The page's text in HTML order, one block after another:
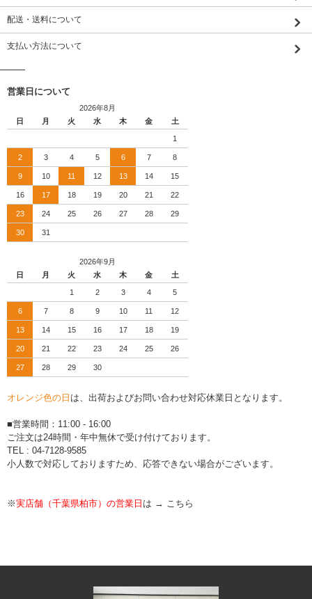
配送・送料について
支払い方法について
営業日について
2026年8月
日
月 火 水 木 金 土
1
2 3 4 5 6 7 8
9 10 11 12 13 14 15
16 17 18 19 20 21 22
23 24 25 26 27 28 29
30 31
2026年9月
日
月 火 水 木 金 土
1 2 3 4 5
6 7 8 9 10 11 12
13 14 15 16 17 18 19
20 21 22 23 24 25 26
27 28 29 30
オレンジ色の日 は、出荷およびお問い合わせ対応休業日となります。
■営業時間：11:00 - 16:00
ご注文は24時間・年中無休で受け付けております。
TEL : 04-7128-9585
小人数で対応しておりますため、応答できない場合がございます。
※実店舗（千葉県柏市）の営業日 は → こちら